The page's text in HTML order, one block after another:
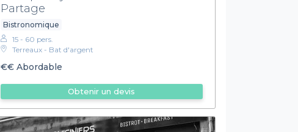
Partage
Bistronomique
15 - 60 pers.
Terreaux - Bat d'argent
€€Abordable
Obtenir un devis